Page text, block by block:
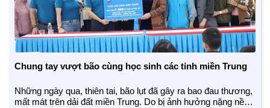
Chung tay vượt bão cùng học sinh các tỉnh miền Trung
Những ngày qua, thiên tai, bão lụt đã gây ra bao đau thương,
mất mát trên dải đất miền Trung. Do bị ảnh hưởng nặng nề